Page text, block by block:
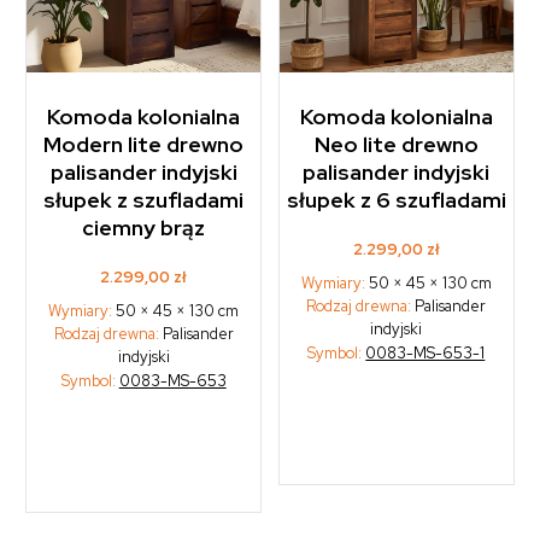
Komoda kolonialna
Modern lite drewno
palisander indyjski
słupek z szufladami
ciemny brąz
2.299,00 zł
Wymiary:50 × 45 × 130 cm
Rodzaj drewna: Palisander
indyjski
Symbol: 0083-MS-653
Komoda kolonialna
Neo lite drewno
palisander indyjski
słupek z 6 szufladami
2.299,00 zł
Wymiary: 50 × 45 × 130 cm
Rodzaj drewna: Palisander
indyjski
Symbol: 0083-MS-653-1